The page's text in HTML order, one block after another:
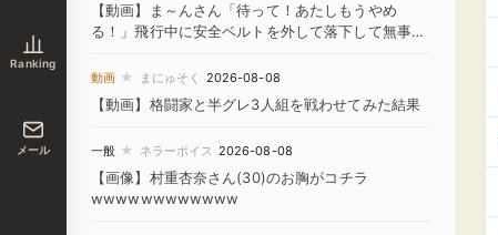
Ranking
メール
【動画】ま～んさん「待って！あたしもうやめ
る！」飛行中に安全ベルトを外して落下して無事死
動画 ★ まにゅそく 2026-08-08
【動画】格闘家と半グレ3人組を戦わせてみた結果
一般 ★ ネラーボイス 2026-08-08
【画像】村重杏奈さん(30)のお胸がコチラ
wwwwwwwwwwww